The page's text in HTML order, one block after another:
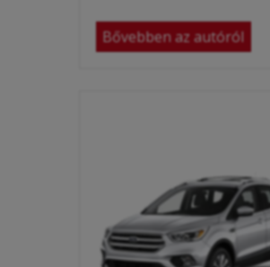
Bővebben az autóról